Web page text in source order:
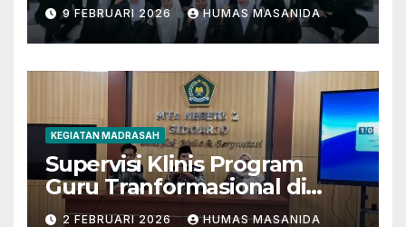
Tantangan Zaman
9 FEBRUARI 2026 HUMAS MASANIDA
KEGIATAN MADRASAH
Supervisi Klinis Program
Guru Tranformasional di
MTsN 2 Sidoarjo
2 FEBRUARI 2026 HUMAS MASANIDA